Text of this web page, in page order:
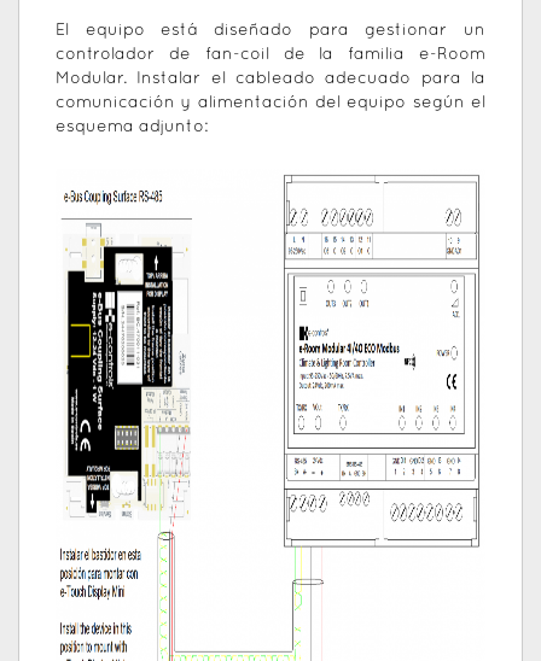
El equipo está diseñado para gestionar un
controlador de fan-coil de la familia e-Room
Modular. Instalar el cableado adecuado para la
comunicación y alimentación del equipo según el
esquema adjunto: